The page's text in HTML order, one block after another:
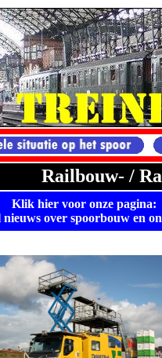
Railbouw- /
Klik hier voor onze pagina:
nieuws over spoorbouw en